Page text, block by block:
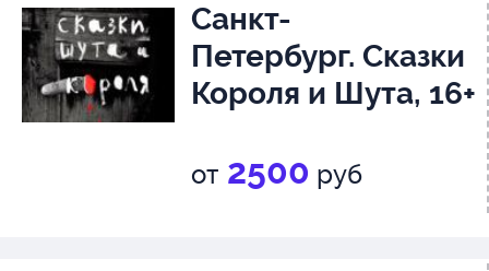
Санкт-
Петербург. Сказки
Короля и Шута, 16+
от 2500 руб